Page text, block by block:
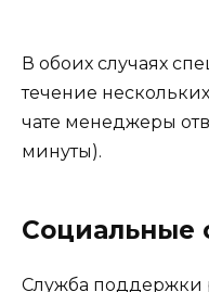
В обоих случаях
течение
чате менеджеры
минуты).
Социальные
Служба поддержки